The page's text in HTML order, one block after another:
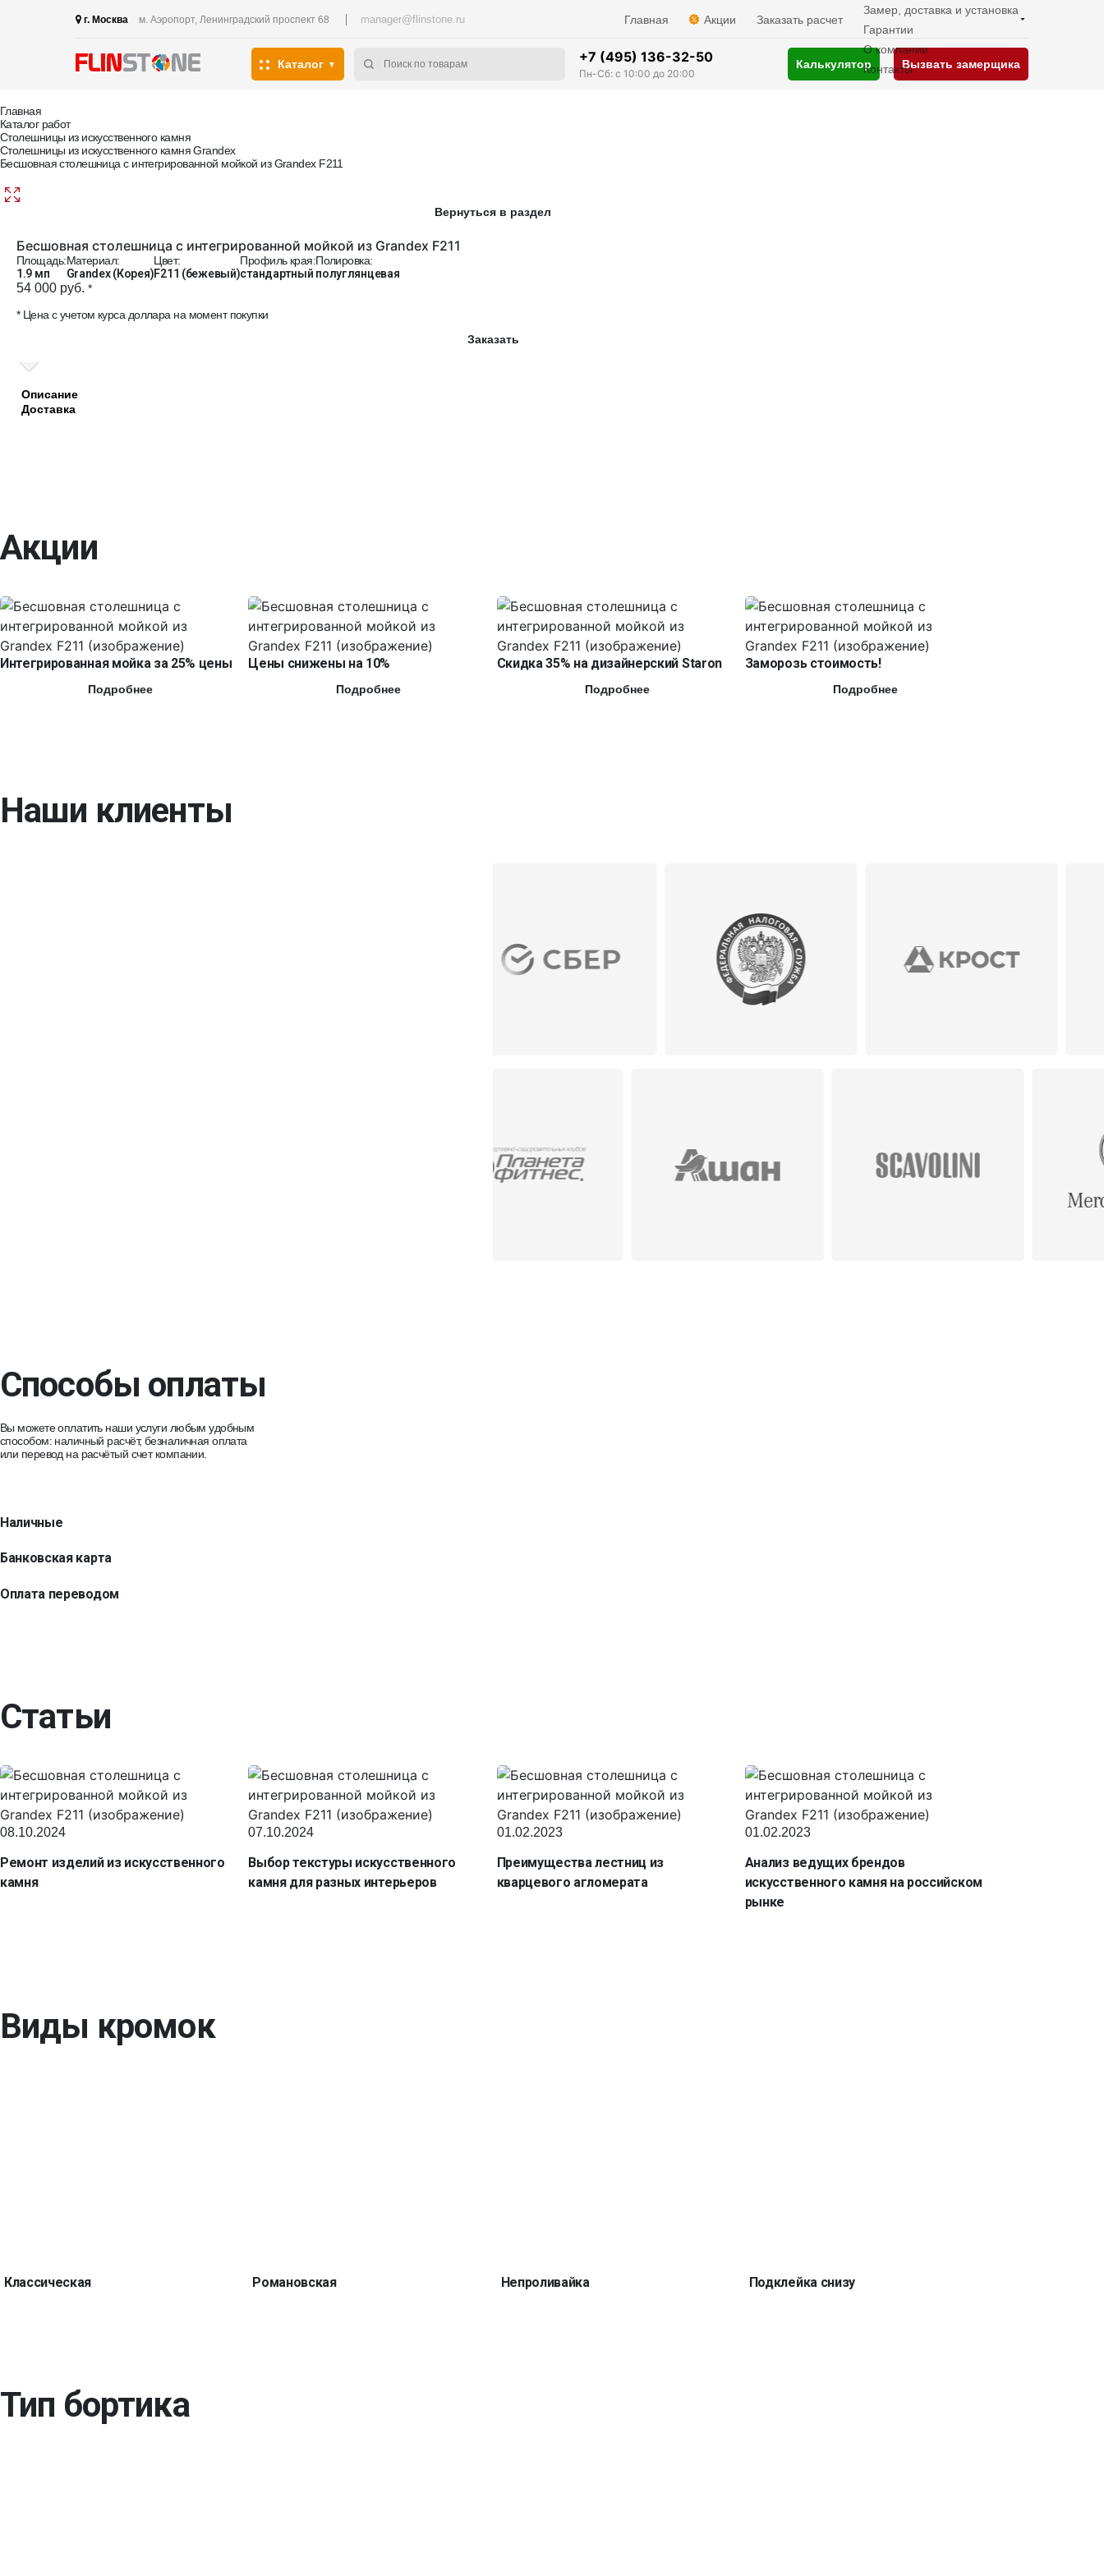
г. Москва м. Аэропорт, Ленинградский проспект 68 manager@flinstone.ru Главная Акции Заказать расчет
Замер, доставка и установка
Гарантии
О компании
Контакты
Каталог +7 (495) 136-32-50
Пн-Сб: с 10:00 до 20:00
Калькулятор Вызвать замерщика
Главная
Каталог работ
Столешницы из искусственного камня
Столешницы из искусственного камня Grandex
Бесшовная столешница с интегрированной мойкой из Grandex F211
Вернуться в раздел
Бесшовная столешница с интегрированной мойкой из Grandex F211
Площадь:
1.9 мп
Материал:
Grandex (Корея)
Цвет:
F211 (бежевый)
Профиль края:
стандартный
Полировка:
полуглянцевая
54 000 руб. *
* Цена с учетом курса доллара на момент покупки
Заказать
Описание
Доставка
Акции
Интегрированная мойка за 25% цены
Подробнее
Цены снижены на 10%
Подробнее
Скидка 35% на дизайнерский Staron
Подробнее
Заморозь стоимость!
Подробнее
Наши клиенты
Способы оплаты
Вы можете оплатить наши услуги любым удобным
способом: наличный расчёт, безналичная оплата
или перевод на расчётый счет компании.
Наличные
Банковская карта
Оплата переводом
Статьи
08.10.2024
Ремонт изделий из искусственного
камня
07.10.2024
Выбор текстуры искусственного
камня для разных интерьеров
01.02.2023
Преимущества лестниц из
кварцевого агломерата
01.02.2023
Анализ ведущих брендов
искусственного камня на российском
рынке
Виды кромок
Классическая Романовская Непроливайка Подклейка снизу
Тип бортика